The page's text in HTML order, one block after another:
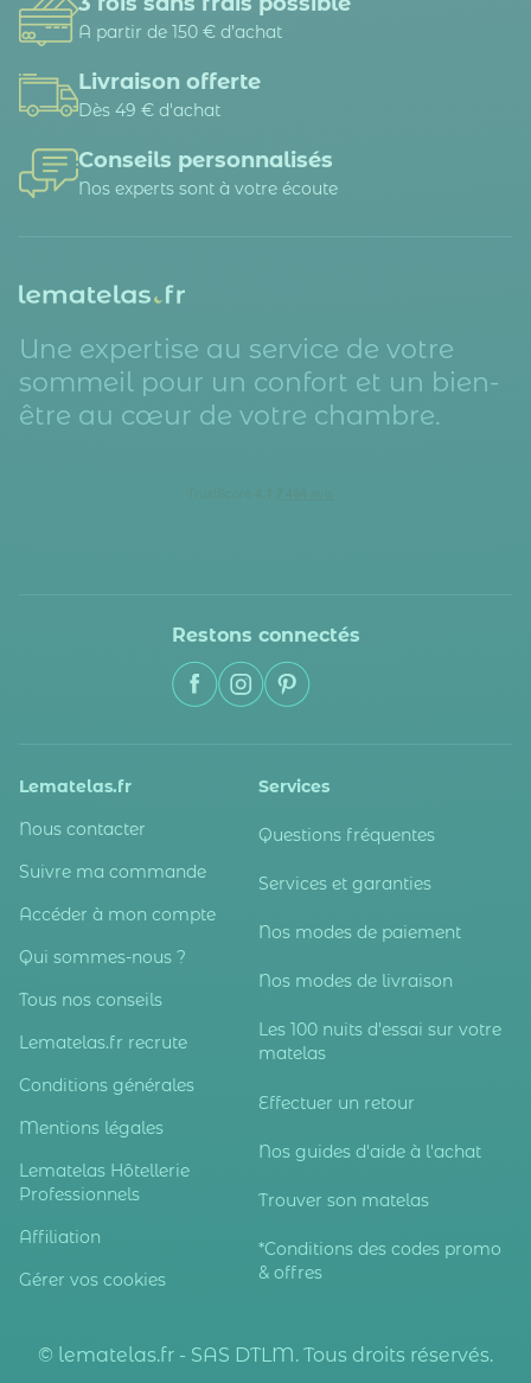
A partir de 150 € d’achat
Livraison offerte
Dès 49 € d'achat
Conseils personnalisés
Nos experts sont à votre écoute
Une expertise au service de votre
sommeil pour un confort et un bien-
être au cœur de votre chambre.
Restons connectés
Lematelas.fr
Nous contacter
Suivre ma commande
Accéder à mon compte
Qui sommes-nous ?
Tous nos conseils
Lematelas.fr recrute
Conditions générales
Mentions légales
Lematelas Hôtellerie
Professionnels
Affiliation
Gérer vos cookies
Services
Questions fréquentes
Services et garanties
Nos modes de paiement
Nos modes de livraison
Les 100 nuits d'essai sur votre
matelas
Effectuer un retour
Nos guides d'aide à l'achat
Trouver son matelas
*Conditions des codes promo
& offres
© lematelas.fr - SAS DTLM. Tous droits réservés.